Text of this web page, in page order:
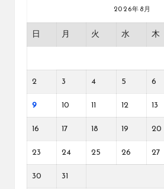
2026年8月
日 月 火 水 木
2 3 4 5 6
9 10 12 13
16 17 18 19 20
23 24 25 26 27
30 31